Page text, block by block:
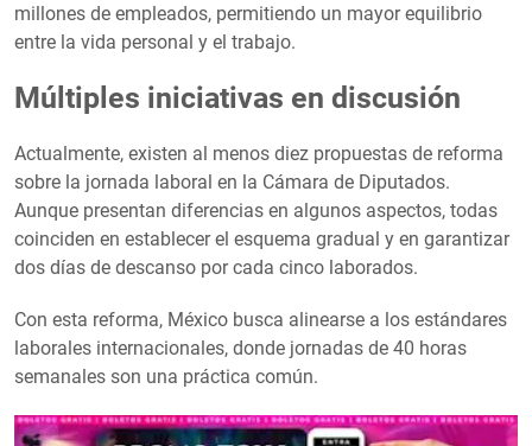
millones de empleados, permitiendo un mayor equilibrio
entre la vida personal y el trabajo.
Múltiples iniciativas en discusión
Actualmente, existen al menos diez propuestas de reforma
sobre la jornada laboral en la Cámara de Diputados.
Aunque presentan diferencias en algunos aspectos, todas
coinciden en establecer el esquema gradual y en garantizar
dos días de descanso por cada cinco laborados.
Con esta reforma, México busca alinearse a los estándares
laborales internacionales, donde jornadas de 40 horas
semanales son una práctica común.